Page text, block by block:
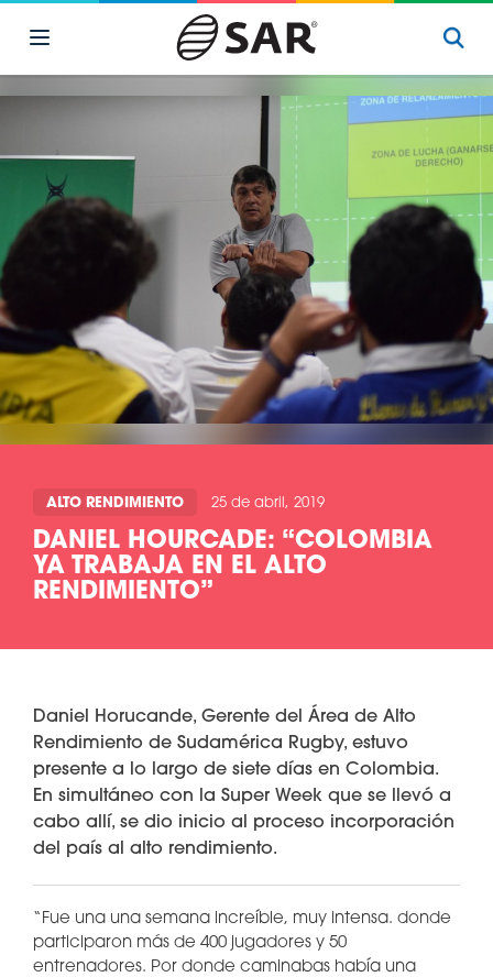
ALTO RENDIMIENTO 25 de abril, 2019
DANIEL HOURCADE: “COLOMBIA
YA TRABAJA EN EL ALTO
RENDIMIENTO”
Daniel Horucande, Gerente del Área de Alto
Rendimiento de Sudamérica Rugby, estuvo
presente a lo largo de siete días en Colombia.
En simultáneo con la Super Week que se llevó a
cabo allí, se dio inicio al proceso incorporación
del país al alto rendimiento.
“Fue una una semana increíble, muy intensa. donde
participaron más de 400 jugadores y 50
entrenadores. Por donde caminabas había una